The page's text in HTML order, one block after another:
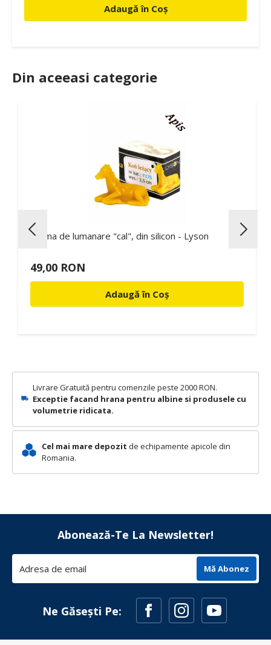
Livrare Gratuită pentru comenzile peste 2000 RON.
Exceptie facand hrana pentru albine si produsele cu
volumetrie ridicata.
Cel mai mare depozit de echipamente apicole din
Romania.
Adaugă în Coș
Din aceeasi categorie
Forma de lumanare "cal", din silicon - Lyson
49,00 RON
Adaugă în Coș
Abonează-Te La Newsletter!
Mă Abonez
Ne Găsești Pe: